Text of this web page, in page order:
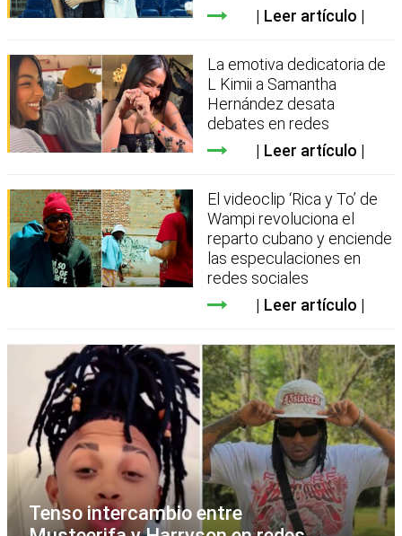
Leer artículo
La emotiva dedicatoria de
L Kimii a Samantha
Hernández desata
debates en redes
Leer artículo
El videoclip ‘Rica y To’ de
Wampi revoluciona el
reparto cubano y enciende
las especulaciones en
redes sociales
Leer artículo
Tenso intercambio entre